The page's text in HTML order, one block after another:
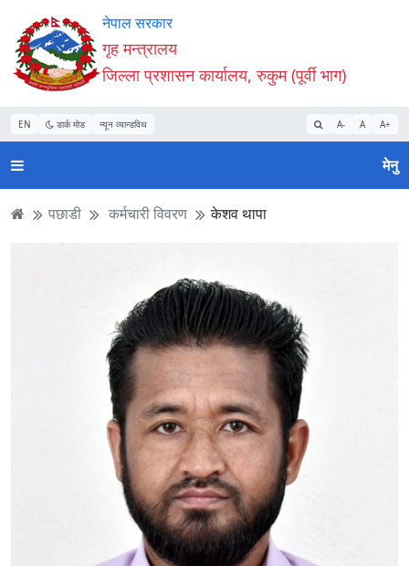
Accessibility
Mode
सुरु
गर्नुहोस्
सामाग्री
पढ्नुहाेस्
नेभिगेसन
पढ्नुहाेस्
वेबसाइट
खोजमा
जानुहोस्
नेपाल सरकार
गृह मन्त्रालय
जिल्ला प्रशासन कार्यालय, रुकुम (पूर्वी भाग)
EN डार्क मोड न्यून व्यान्डविथ A- A A+
मेनु
पछाडी कर्मचारी विवरण केशव थापा